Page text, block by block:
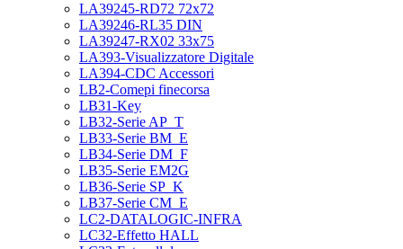
LA39245-RD72 72x72
LA39246-RL35 DIN
LA39247-RX02 33x75
LA393-Visualizzatore Digitale
LA394-CDC Accessori
LB2-Comepi finecorsa
LB31-Key
LB32-Serie AP_T
LB33-Serie BM_E
LB34-Serie DM_F
LB35-Serie EM2G
LB36-Serie SP_K
LB37-Serie CM_E
LC2-DATALOGIC-INFRA
LC32-Effetto HALL